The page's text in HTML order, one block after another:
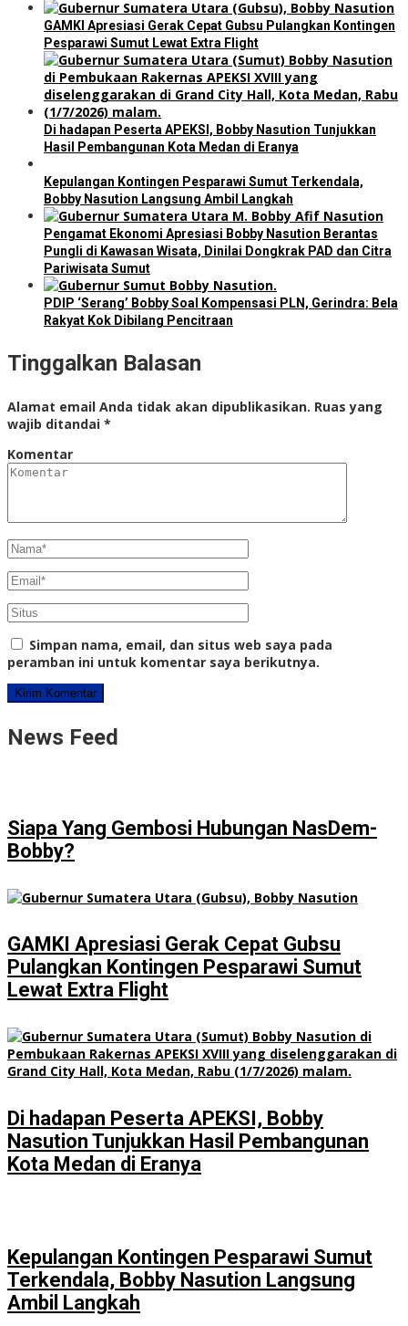
GAMKI Apresiasi Gerak Cepat Gubsu Pulangkan Kontingen
Pesparawi Sumut Lewat Extra Flight
Di hadapan Peserta APEKSI, Bobby Nasution Tunjukkan
Hasil Pembangunan Kota Medan di Eranya
Kepulangan Kontingen Pesparawi Sumut Terkendala,
Bobby Nasution Langsung Ambil Langkah
Pengamat Ekonomi Apresiasi Bobby Nasution Berantas
Pungli di Kawasan Wisata, Dinilai Dongkrak PAD dan Citra
Pariwisata Sumut
PDIP ‘Serang’ Bobby Soal Kompensasi PLN, Gerindra: Bela
Rakyat Kok Dibilang Pencitraan
Tinggalkan Balasan
Alamat email Anda tidak akan dipublikasikan. Ruas yang
wajib ditandai *
Komentar
Simpan nama, email, dan situs web saya pada
peramban ini untuk komentar saya berikutnya.
News Feed
Siapa Yang Gembosi Hubungan NasDem-
Bobby?
GAMKI Apresiasi Gerak Cepat Gubsu
Pulangkan Kontingen Pesparawi Sumut
Lewat Extra Flight
Di hadapan Peserta APEKSI, Bobby
Nasution Tunjukkan Hasil Pembangunan
Kota Medan di Eranya
Kepulangan Kontingen Pesparawi Sumut
Terkendala, Bobby Nasution Langsung
Ambil Langkah